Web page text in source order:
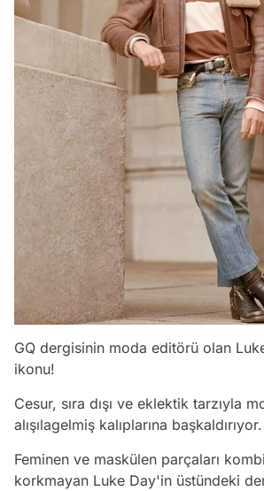
GQ dergisinin moda editörü olan
ikonu!
Cesur, sıra dışı ve eklektik tarzıyla
alışılagelmiş kalıplarına başkaldırıyor.
Feminen ve maskülen parçaları
korkmayan Luke Day'in üstündeki